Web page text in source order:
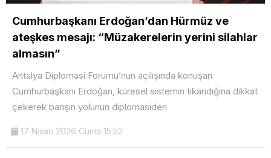
Cumhurbaşkanı Erdoğan’dan Hürmüz ve
ateşkes mesajı: “Müzakerelerin yerini silahlar
almasın”
Antalya Diplomasi Forumu’nun açılışında konuşan
Cumhurbaşkanı Erdoğan, küresel sistemin tıkandığına dikkat
çekerek barışın yolunun diplomasiden
17 Nisan 2026 Cuma 15:52